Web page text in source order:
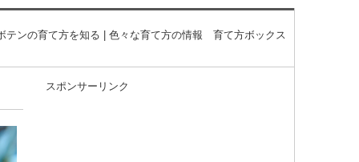
テンの育て方を知る | 色々な育て方の情報 育て方ボックス
スポンサーリンク